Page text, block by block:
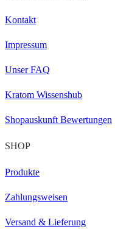
Kontakt
Impressum
Unser FAQ
Kratom Wissenshub
Shopauskunft Bewertungen
SHOP
Produkte
Zahlungsweisen
Versand & Lieferung